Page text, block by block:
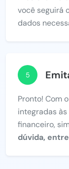
você seguirá
dados
5
Pronto! Com
integradas
financeiro,
dúvida,